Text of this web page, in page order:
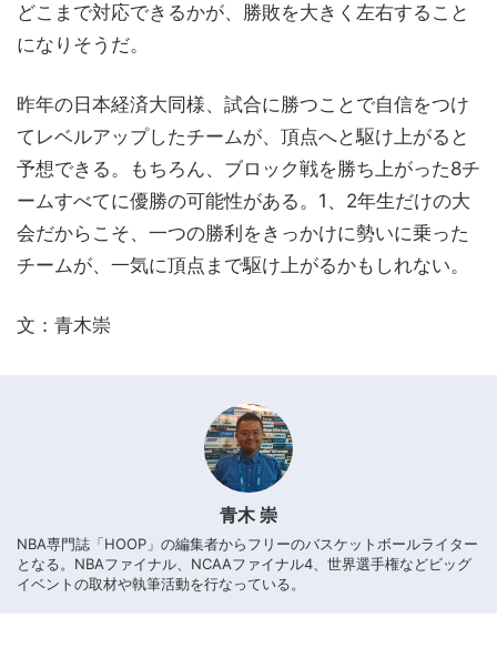
どこまで対応できるかが、勝敗を大きく左右すること
になりそうだ。
昨年の日本経済大同様、試合に勝つことで自信をつけ
てレベルアップしたチームが、頂点へと駆け上がると
予想できる。もちろん、ブロック戦を勝ち上がった8チ
ームすべてに優勝の可能性がある。1、2年生だけの大
会だからこそ、一つの勝利をきっかけに勢いに乗った
チームが、一気に頂点まで駆け上がるかもしれない。
文：青木崇
青木 崇
NBA専門誌「HOOP」の編集者からフリーのバスケットボールライター
となる。NBAファイナル、NCAAファイナル4、世界選手権などビッグ
イベントの取材や執筆活動を行なっている。